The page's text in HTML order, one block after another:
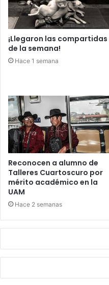
¡Llegaron las compartidas
de la semana!
Hace 1 semana
Reconocen a alumno de
Talleres Cuartoscuro por
mérito académico en la
UAM
Hace 2 semanas